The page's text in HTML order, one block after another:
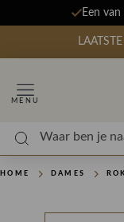
Een
MENU
HOME DAMES